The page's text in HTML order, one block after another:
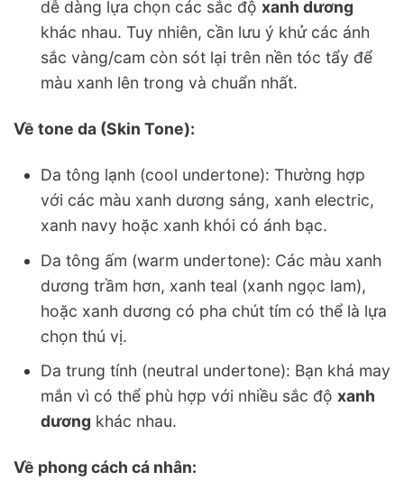
dễ dàng lựa chọn các sắc độ xanh dương
khác nhau. Tuy nhiên, cần lưu ý khử các ánh
sắc vàng/cam còn sót lại trên nền tóc tẩy để
màu xanh lên trong và chuẩn nhất.
Về tone da (Skin Tone):
Da tông lạnh (cool undertone): Thường hợp
với các màu xanh dương sáng, xanh electric,
xanh navy hoặc xanh khói có ánh bạc.
Da tông ấm (warm undertone): Các màu xanh
dương trầm hơn, xanh teal (xanh ngọc lam),
hoặc xanh dương có pha chút tím có thể là lựa
chọn thú vị.
Da trung tính (neutral undertone): Bạn khá may
mắn vì có thể phù hợp với nhiều sắc độ xanh
dương khác nhau.
Về phong cách cá nhân: